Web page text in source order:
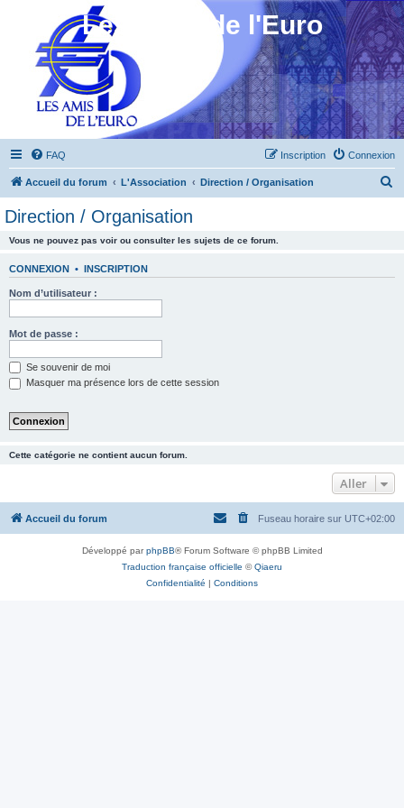
Les Amis de l'Euro
FAQ Connexion
Inscription
Accueil du forum L'Association Direction / Organisation
Direction / Organisation
Vous ne pouvez pas voir ou consulter les sujets de ce forum.
CONNEXION • INSCRIPTION
Nom d’utilisateur :
Mot de passe :
Se souvenir de moi
Masquer ma présence lors de cette session
Cette catégorie ne contient aucun forum.
Aller
Accueil du forum Fuseau horaire sur UTC+02:00
Développé parphpBB® Forum Software © phpBB Limited
Traduction française officielle ©Qiaeru
Confidentialité | Conditions